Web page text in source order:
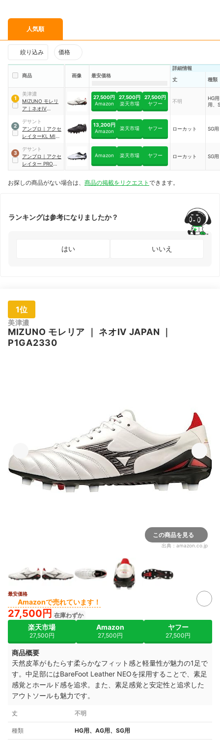
人気順
絞り込み 価格
商品 画像 最安価格
詳細情報
丈
種類
1
美津濃
MIZUNO モレリ
ア ｜ ネオIV
P1GA2330
27,500円
Amazon
27,500円
楽天市場
27,500円
ヤフー
不明
HG
用、
2
デサント
アンブロ ｜ アクセ
レイターKL MIX
UU2PJA14BG
13,200円
Amazon
楽天市場 ヤフー ローカット SG用
3
デサント
アンブロ ｜ アクセ
レイター PRO
MIX SG｜
Amazon 楽天市場 ヤフー ローカット SG用
お探しの商品がない場合は、 商品の掲載をリクエスト できます。
ランキングは参考になりましたか？
はい いいえ
1位
美津濃
MIZUNO モレリア ネオIV JAPAN
P1GA2330
この商品を見る
出典： amazon.co.jp
最安価格
Amazonで売れています！
27,500円 在庫わずか
楽天市場
27,500円
Amazon
27,500円
ヤフー
27,500円
商品概要
天然皮革がもたらす柔らかなフィット感と軽量性が魅力の1足で
す。中足部にはBareFoot Leather NEOを採用することで、素足
感覚とホールド感を追求。
また、素足感覚と安定性と追求した
アウトソールも魅力です。
丈 不明
種類 HG用、AG用、SG用